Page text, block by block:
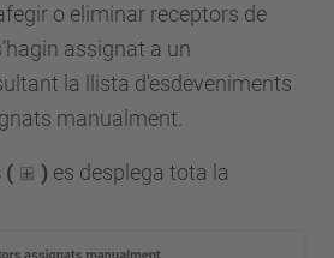
o eliminar receptors de
assignat a un
la llista d’esdeveniments
manualment.
( ) es desplega tota la